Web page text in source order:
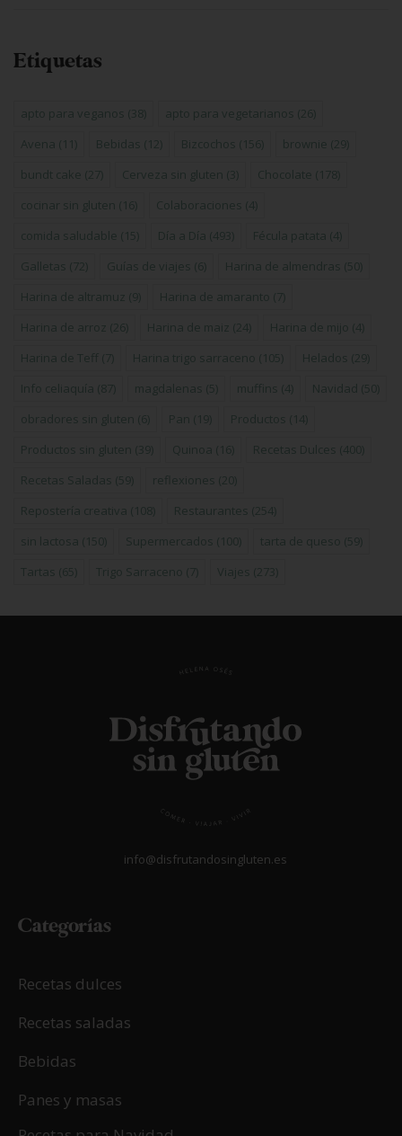
Etiquetas
apto para veganos (38) apto para vegetarianos (26)
Avena (11) Bebidas (12) Bizcochos (156) brownie (29)
bundt cake (27) Cerveza sin gluten (3) Chocolate (178)
cocinar sin gluten (16) Colaboraciones (4)
comida saludable (15) Día a Día (493) Fécula patata (4)
Galletas (72) Guías de viajes (6) Harina de almendras (50)
Harina de altramuz (9) Harina de amaranto (7)
Harina de arroz (26) Harina de maiz (24) Harina de mijo (4)
Harina de Teff (7) Harina trigo sarraceno (105) Helados (29)
Info celiaquía (87) magdalenas (5) muffins (4) Navidad (50)
obradores sin gluten (6) Pan (19) Productos (14)
Productos sin gluten (39) Quinoa (16) Recetas Dulces (400)
Recetas Saladas (59) reflexiones (20)
Repostería creativa (108) Restaurantes (254)
sin lactosa (150) Supermercados (100) tarta de queso (59)
Tartas (65) Trigo Sarraceno (7) Viajes (273)
info@disfrutandosingluten.es
Categorías
Recetas dulces
Recetas saladas
Bebidas
Panes y masas